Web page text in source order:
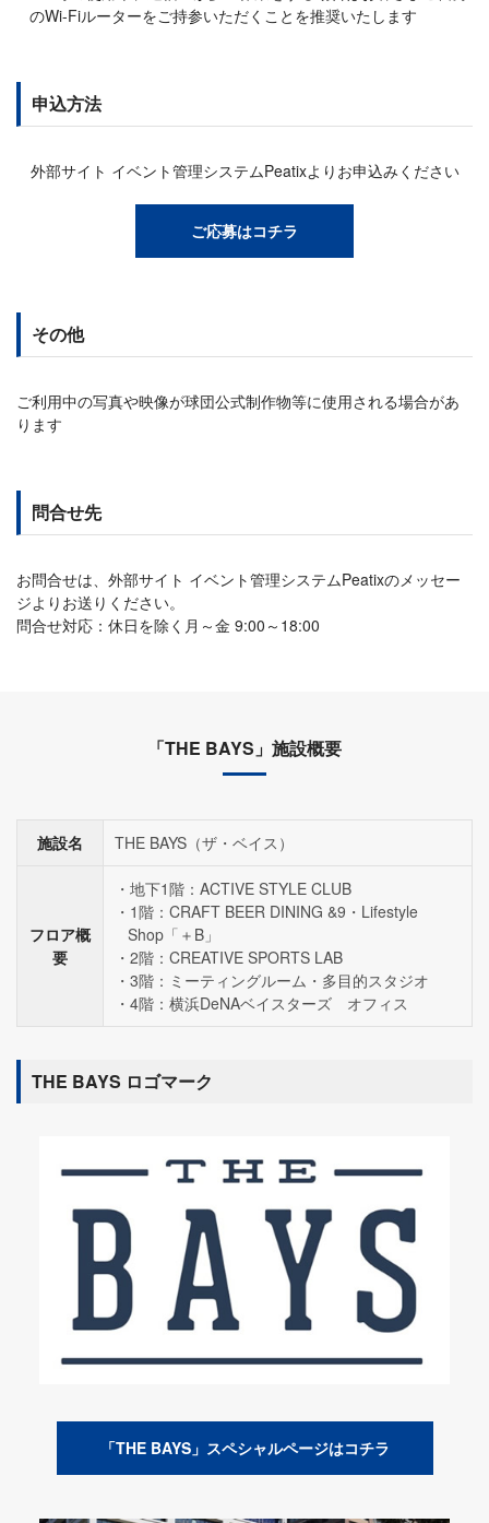
のWi-Fiルーターをご持参いただくことを推奨いたします
申込方法
外部サイト イベント管理システムPeatixよりお申込みください
ご応募はコチラ
その他
ご利用中の写真や映像が球団公式制作物等に使用される場合があ
ります
問合せ先
お問合せは、外部サイト イベント管理システムPeatixのメッセー
ジよりお送りください。
問合せ対応：休日を除く月～金 9:00～18:00
「THE BAYS」施設概要
施設名 THE BAYS（ザ・ベイス）
フロア概
要
地下1階：ACTIVE STYLE CLUB
1階：CRAFT BEER DINING &9・Lifestyle
Shop「＋B」
2階：CREATIVE SPORTS LAB
3階：ミーティングルーム・多目的スタジオ
4階：横浜DeNAベイスターズ オフィス
THE BAYS ロゴマーク
「THE BAYS」スペシャルページはコチラ